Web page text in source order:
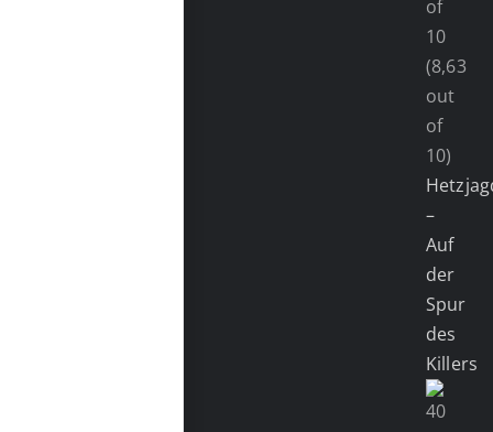
(8,63
out
of
10)
–
Auf
der
Spur
des
Killers